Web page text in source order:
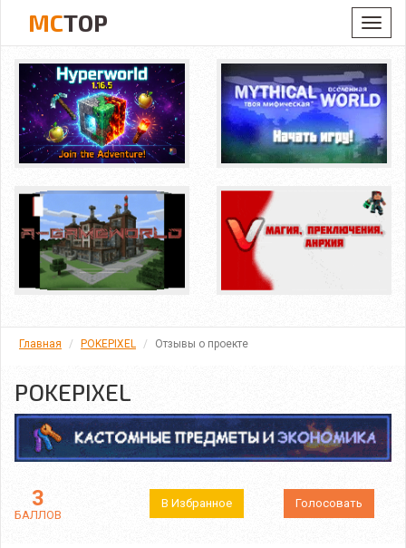
MCTOP
Главная POKEPIXEL Отзывы о проекте
POKEPIXEL
3
БАЛЛОВ
В Избранное Голосовать